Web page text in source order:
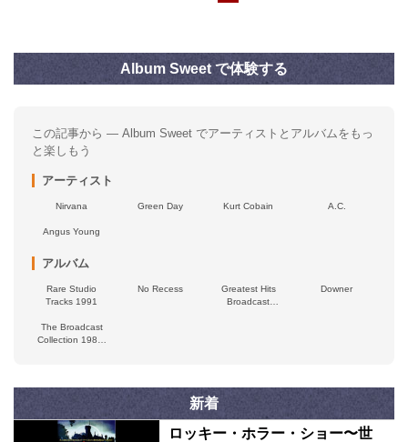
Album Sweet で体験する
この記事から — Album Sweet でアーティストとアルバムをもっ
と楽しもう
アーティスト
Nirvana Green Day Kurt Cobain A.C.
Angus Young
アルバム
Rare Studio
Tracks 1991
No Recess
Greatest Hits
Broadcast
Downer
The Broadcast
Collection 1987-
新着
ロッキー・ホラー・ショー〜世